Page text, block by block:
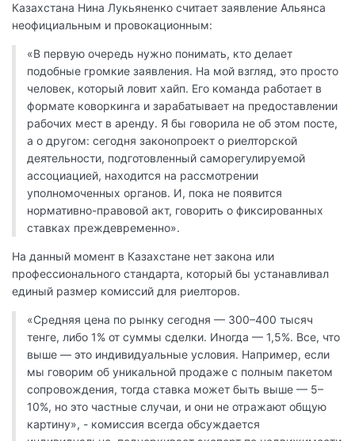
Казахстана Нина Лукьяненко считает заявление Альянса
неофициальным и провокационным:
«В первую очередь нужно понимать, кто делает
подобные громкие заявления. На мой взгляд, это просто
человек, который ловит хайп. Его команда работает в
формате коворкинга и зарабатывает на предоставлении
рабочих мест в аренду. Я бы говорила не об этом посте,
а о другом: сегодня законопроект о риелторской
деятельности, подготовленный саморегулируемой
ассоциацией, находится на рассмотрении
уполномоченных органов. И, пока не появится
нормативно-правовой акт, говорить о фиксированных
ставках преждевременно».
На данный момент в Казахстане нет закона или
профессионального стандарта, который бы устанавливал
единый размер комиссий для риелторов.
«Средняя цена по рынку сегодня — 300–400 тысяч
тенге, либо 1% от суммы сделки. Иногда — 1,5%. Все, что
выше — это индивидуальные условия. Например, если
мы говорим об уникальной продаже с полным пакетом
сопровождения, тогда ставка может быть выше — 5–
10%, но это частные случаи, и они не отражают общую
картину», - комиссия всегда обсуждается